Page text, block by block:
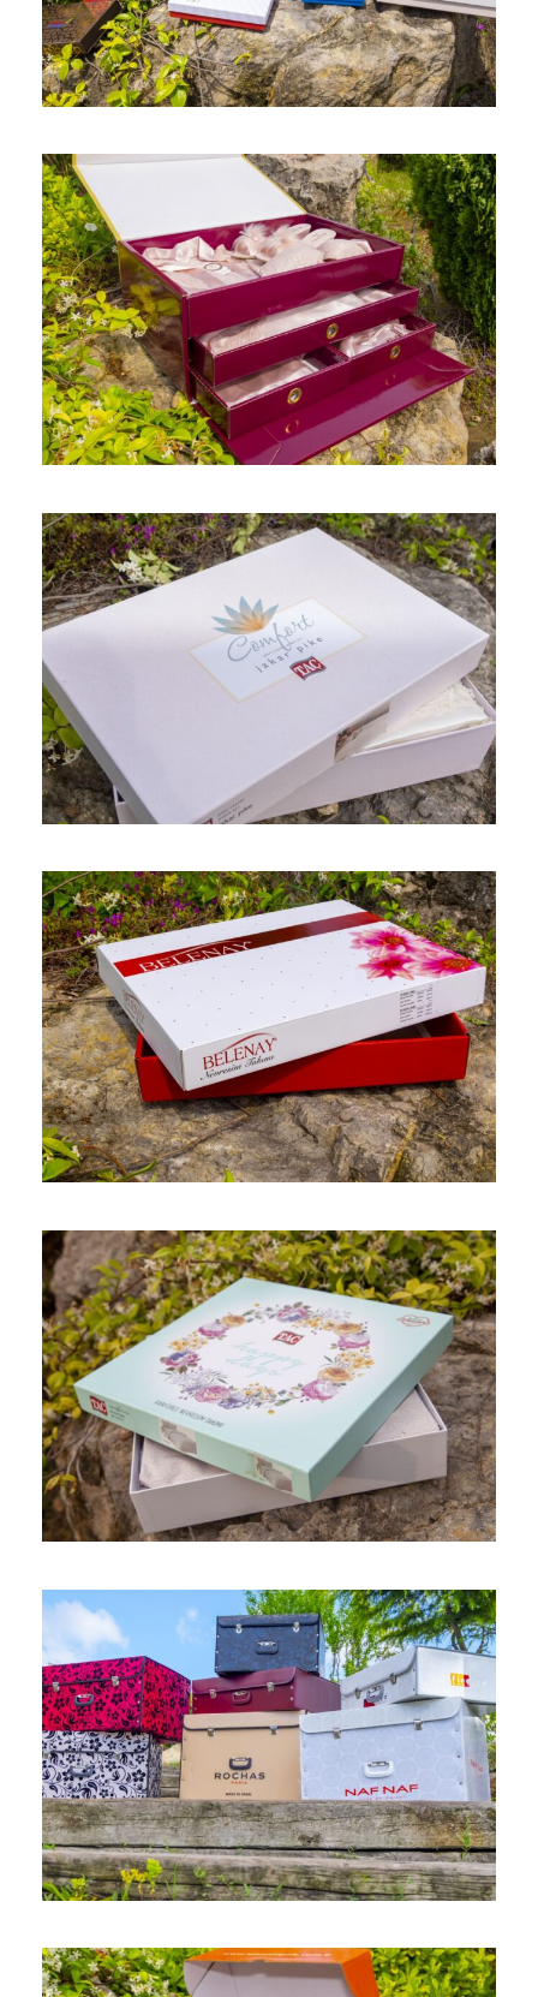
laminasyon / mıknatıs / mukavva / Ofset /
oluklu / sandık / sert kapak / taslama / Yaldız
Tekstil Kutusu (Gecelik Sabalık
Gömlek Erkek Seti)
baskı / biye / bristol / çanta / çekmeceli /
çıt çıtlı / demonte / dikiş / flok Gofre /
kadife / laminasyon / Ofset oluklu / sandık
/ serigraf Yaldız / zımba
Pike Battaniye Bornoz Kutusu
Ofset Kutu
Ofset
Nevresim Kutusu
Gofre / Yaldız
Yatak Örtüsü Sandık Kutusu
biye / bristol çekmeceli / çıt çıtlı / demonte
/ dikiş / dopel / kadife / kilit / kulp /
laminasyon / oluklu / sandık / zımba